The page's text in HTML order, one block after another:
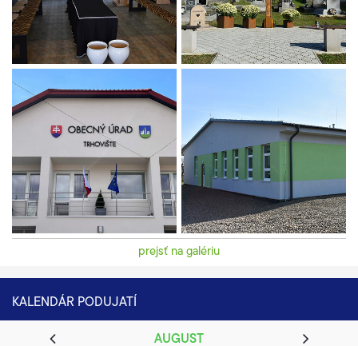
prejsť na galériu
KALENDÁR PODUJATÍ
AUGUST